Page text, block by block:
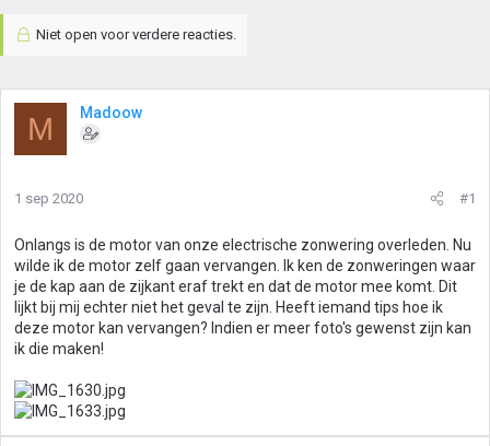
Niet open voor verdere reacties.
M Madoow
1 sep 2020 #1
Onlangs is de motor van onze electrische zonwering overleden. Nu
wilde ik de motor zelf gaan vervangen. Ik ken de zonweringen waar
je de kap aan de zijkant eraf trekt en dat de motor mee komt. Dit
lijkt bij mij echter niet het geval te zijn. Heeft iemand tips hoe ik
deze motor kan vervangen? Indien er meer foto's gewenst zijn kan
ik die maken!